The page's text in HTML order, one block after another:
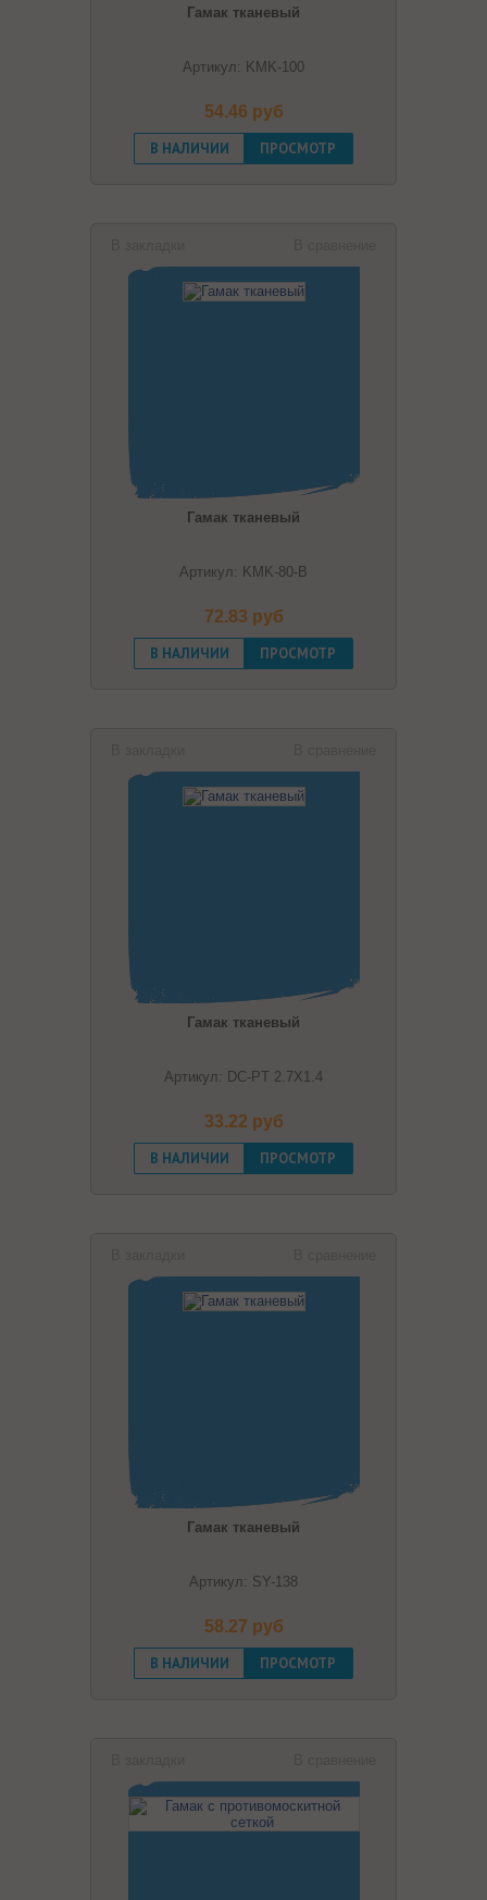
Гамак тканевый
Артикул: KMK-100
54.46 pуб
В НАЛИЧИИ
ПРОСМОТР
Гамак тканевый
Артикул: KMK-80-B
72.83 pуб
В НАЛИЧИИ
ПРОСМОТР
Гамак тканевый
Артикул: DC-PT 2.7Х1.4
33.22 pуб
В НАЛИЧИИ
ПРОСМОТР
Гамак тканевый
Артикул: SY-138
58.27 pуб
В НАЛИЧИИ
ПРОСМОТР